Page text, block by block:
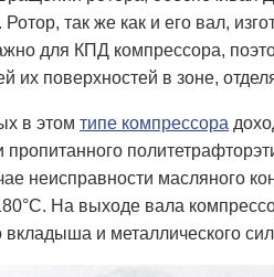
Ротор, так же как и его вал,
для КПД компрессора,
их поверхностей в зоне,
в этом типе компрессора
неисправности масляного
На выходе вала
и металлического